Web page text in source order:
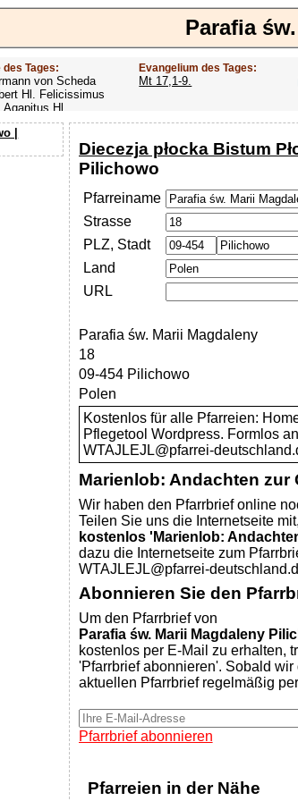
Parafia
des Tages:
von Scheda
Hl. Felicissimus
Hl.
(Gozelin)
Evangelium des Tages:
Mt 17,1-9.
|
Diecezja płocka Bistum
Pilichowo
Pfarreiname
Strasse
PLZ, Stadt
Land
URL
Parafia św. Marii Magdaleny
18
09-454 Pilichowo
Polen
Kostenlos für alle Pfarreien:
Pflegetool Wordpress. Formlos
WTAJLEJL@pfarrei-
Marienlob: Andachten zur
Wir haben den Pfarrbrief online
Teilen Sie uns die Internetseite
kostenlos 'Marienlob:
dazu die Internetseite zum
WTAJLEJL@pfarrei-
Abonnieren Sie den
Um den Pfarrbrief von
Parafia św. Marii Magdaleny
kostenlos per E-Mail zu erhalten,
'Pfarrbrief abonnieren'. Sobald
aktuellen Pfarrbrief regelmäßig
Pfarrbrief abonnieren
Pfarreien in der Nähe